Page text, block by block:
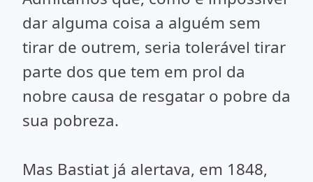
dar alguma coisa a alguém sem
tirar de outrem, seria tolerável tirar
parte dos que tem em prol da
nobre causa de resgatar o pobre da
sua pobreza.
Mas Bastiat já alertava, em 1848,